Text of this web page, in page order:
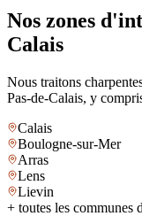
Nos zones d'
Calais
Nous traitons
Pas-de-Calais, y
Calais
Boulogne-sur-Mer
Arras
Lens
Lievin
+ toutes les communes